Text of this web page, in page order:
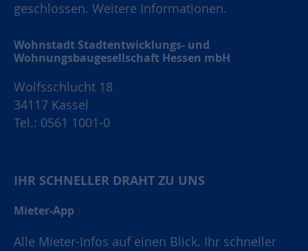
geschlossen. Weitere Informationen.
Wohnstadt Stadtentwicklungs- und
Wohnungsbaugesellschaft Hessen mbH
Wolfsschlucht 18
34117 Kassel
Tel.: 0561 1001-0
IHR SCHNELLER DRAHT ZU UNS
Mieter-App
Alle Mieter-Infos auf einen Blick. Ihr schneller